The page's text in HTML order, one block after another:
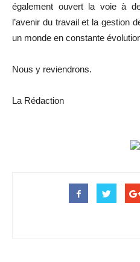
également ouvert la voie à
l’avenir du travail et la gestion
un monde en constante
Nous y reviendrons.
La Rédaction